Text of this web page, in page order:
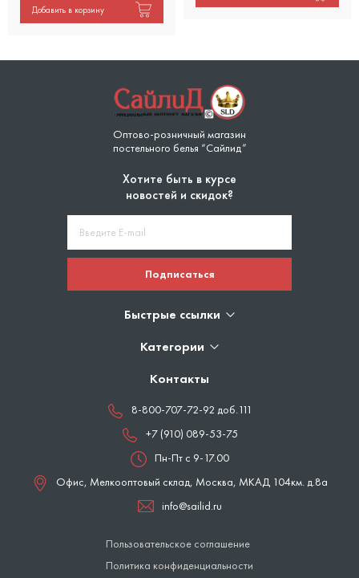
Добавить в корзину
Оптово-розничный магазин
постельного белья “Сайлид”
Хотите быть в курсе
новостей и скидок?
Подписаться
Быстрые ссылки
Категории
Контакты
8-800-707-72-92 доб.111
+7 (910) 089-53-75
Пн-Пт с 9-17.00
Офис, Мелкооптовый склад, Москва, МКАД 104км. д.8а
info@sailid.ru
Пользовательское соглашение
Политика конфиденциальности